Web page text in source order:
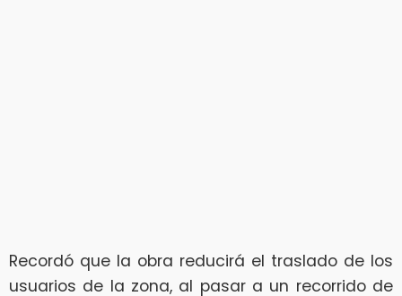
Recordó que la obra reducirá el traslado de los
usuarios de la zona, al pasar a un recorrido de